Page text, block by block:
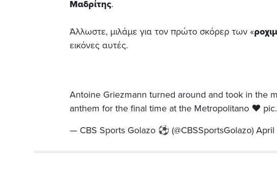
Μαδρίτης.
Άλλωστε, μιλάμε για τον πρώτο σκόρερ των «
εικόνες αυτές.
Antoine Griezmann turned around and took in the
anthem for the final time at the Metropolitano ❤️
— CBS Sports Golazo ⚽️ (@CBSSportsGolazo)